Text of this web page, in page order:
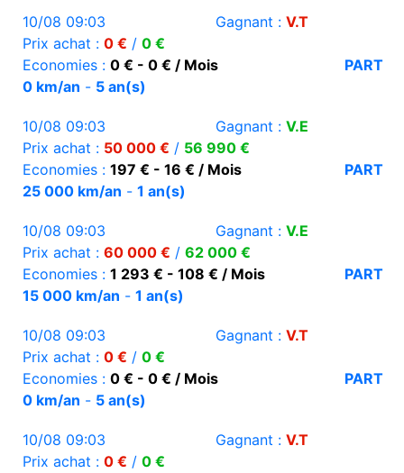
10/08 09:03 Gagnant : V.T
Prix achat : 0 € / 0 €
Economies : 0 € - 0 € / Mois
PART
0 km/an - 5 an(s)
10/08 09:03 Gagnant : V.E
Prix achat : 50 000 € / 56 990 €
Economies : 197 € - 16 € / Mois
PART
25 000 km/an - 1 an(s)
10/08 09:03 Gagnant : V.E
Prix achat : 60 000 € / 62 000 €
Economies : 1 293 € - 108 € / Mois
PART
15 000 km/an - 1 an(s)
10/08 09:03 Gagnant : V.T
Prix achat : 0 € / 0 €
Economies : 0 € - 0 € / Mois
PART
0 km/an - 5 an(s)
10/08 09:03 Gagnant : V.T
Prix achat : 0 € / 0 €